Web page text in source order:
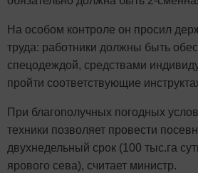
На особом контроле он просил
труда: работники должны быть
спецодеждой, средствами
пройти соответствующие
При благополучных погодных
техники позволяет провести
двухнедельный срок (100 тыс.га
ярового сева), считает министр.